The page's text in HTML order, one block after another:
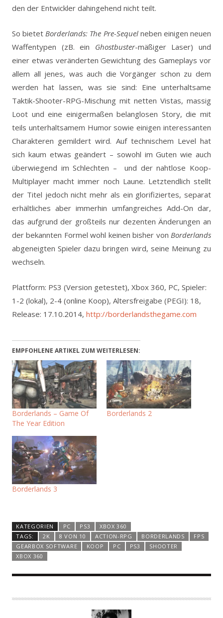
den der Entwickler dahingehend nicht teilt.
So bietet Borderlands: The Pre-Sequel neben einigen neuen
Waffentypen (zB. ein Ghostbuster-mäßiger Laser) und
einer etwas veränderten Gewichtung des Gameplays vor
allem all jenes, was auch die Vorgänger schon zu dem
werden hat lassen, was sie sind: Eine unterhaltsame
Taktik-Shooter-RPG-Mischung mit netten Vistas, massig
Loot und eine einigermaßen belanglosen Story, die mit
teils unterhaltsamem Humor sowie einigen interessanten
Charakteren gemildert wird. Auf technischem Level hat
sich kaum etwas geändert – sowohl im Guten wie auch
überwiegend im Schlechten – und der nahtlose Koop-
Multiplayer macht immer noch Laune. Letztendlich stellt
der Titel jedoch nicht mehr als ein glorifiziertes, separat
erhältliches aber immerhin umfangreiches Add-On dar,
das aufgrund der großteils nur dezenten Änderungen an
der bekannten Formel wohl keinen bisher von Borderlands
abgeneigten Spieler dazu bringen wird, seine Meinung zu
wechseln.
Plattform: PS3 (Version getestet), Xbox 360, PC, Spieler:
1-2 (lokal), 2-4 (online Koop), Altersfreigabe (PEGI): 18,
Release: 17.10.2014, http://borderlandsthegame.com
EMPFOHLENE ARTIKEL ZUM WEITERLESEN:
Borderlands – Game Of
The Year Edition
Borderlands 2
Borderlands 3
KATEGORIEN PC PS3
XBOX 360
TAGS:
2K 8 VON 10 ACTION-RPG BORDERLANDS
FPS
GEARBOX SOFTWARE
KOOP PC PS3
SHOOTER
XBOX 360